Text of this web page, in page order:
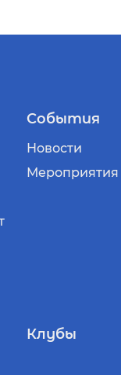
События
Новости
Мероприятия
Клубы